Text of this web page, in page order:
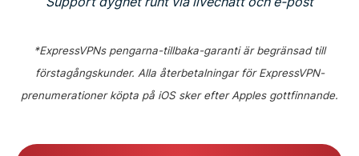
*ExpressVPNs pengarna-tillbaka-garanti är begränsad till
förstagångskunder. Alla återbetalningar för ExpressVPN-
prenumerationer köpta på iOS sker efter Apples gottfinnande.